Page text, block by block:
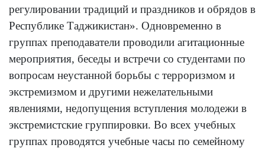
регулировании традиций и праздников и обрядов в
Республике Таджикистан». Одновременно в
группах преподаватели проводили агитационные
мероприятия, беседы и встречи со студентами по
вопросам неустанной борьбы с терроризмом и
экстремизмом и другими нежелательными
явлениями, недопущения вступления молодежи в
экстремистские группировки. Во всех учебных
группах проводятся учебные часы по семейному